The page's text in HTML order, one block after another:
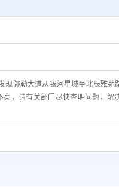
弥勒大道从银河星城至北辰雅苑
，请有关部门尽快查明问题，解